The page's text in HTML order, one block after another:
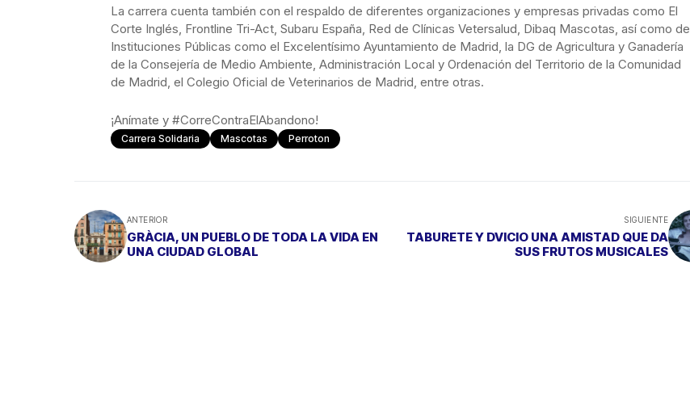
La carrera cuenta también con el respaldo de diferentes organizaciones y empresas privadas como El
Corte Inglés, Frontline Tri-Act, Subaru España, Red de Clínicas Vetersalud, Dibaq Mascotas, así como de
Instituciones Públicas como el Excelentísimo Ayuntamiento de Madrid, la DG de Agricultura y Ganadería
de la Consejería de Medio Ambiente, Administración Local y Ordenación del Territorio de la Comunidad
de Madrid, el Colegio Oficial de Veterinarios de Madrid, entre otras.
¡Anímate y #CorreContraElAbandono!
Carrera Solidaria Mascotas Perroton
ANTERIOR
GRÀCIA, UN PUEBLO DE TODA LA VIDA EN
UNA CIUDAD GLOBAL
SIGUIENTE
TABURETE Y DVICIO UNA AMISTAD QUE DA
SUS FRUTOS MUSICALES